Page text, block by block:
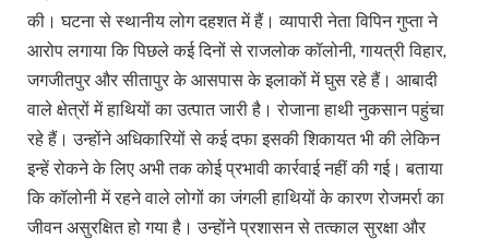
की। घटना से स्थानीय लोग दहशत में हैं। व्यापारी नेता विपिन गुप्ता ने
आरोप लगाया कि पिछले कई दिनों से राजलोक कॉलोनी, गायत्री विहार,
जगजीतपुर और सीतापुर के आसपास के इलाकों में घुस रहे हैं। आबादी
वाले क्षेत्रों में हाथियों का उत्पात जारी है। रोजाना हाथी नुकसान पहुंचा
रहे हैं। उन्होंने अधिकारियों से कई दफा इसकी शिकायत भी की लेकिन
इन्हें रोकने के लिए अभी तक कोई प्रभावी कार्रवाई नहीं की गई। बताया
कि कॉलोनी में रहने वाले लोगों का जंगली हाथियों के कारण रोजमर्रा का
जीवन असुरक्षित हो गया है। उन्होंने प्रशासन से तत्काल सुरक्षा और